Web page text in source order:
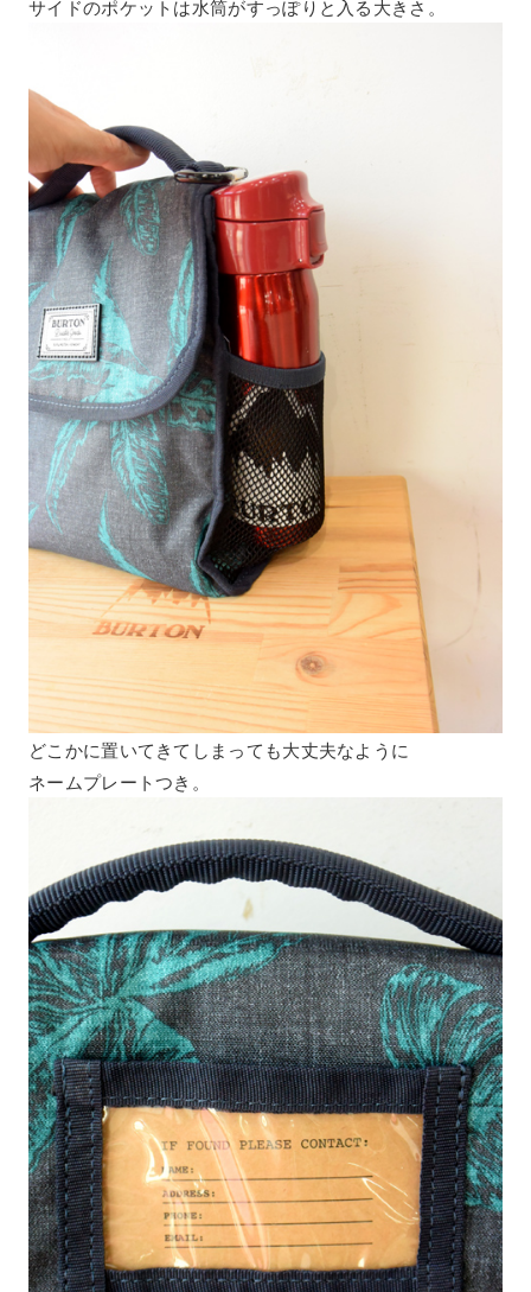
サイドのポケットは水筒がすっぽりと入る大きさ。
どこかに置いてきてしまっても大丈夫なように
ネームプレートつき。